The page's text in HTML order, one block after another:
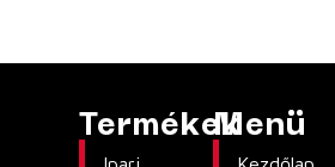
TermékekMenü